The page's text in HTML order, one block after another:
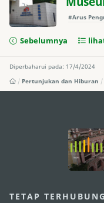
#Arus
Sebelumnya
Diperbaharui pada: 17/4/2024
Pertunjukan dan Hiburan
external links
TETAP TERHUBUNG